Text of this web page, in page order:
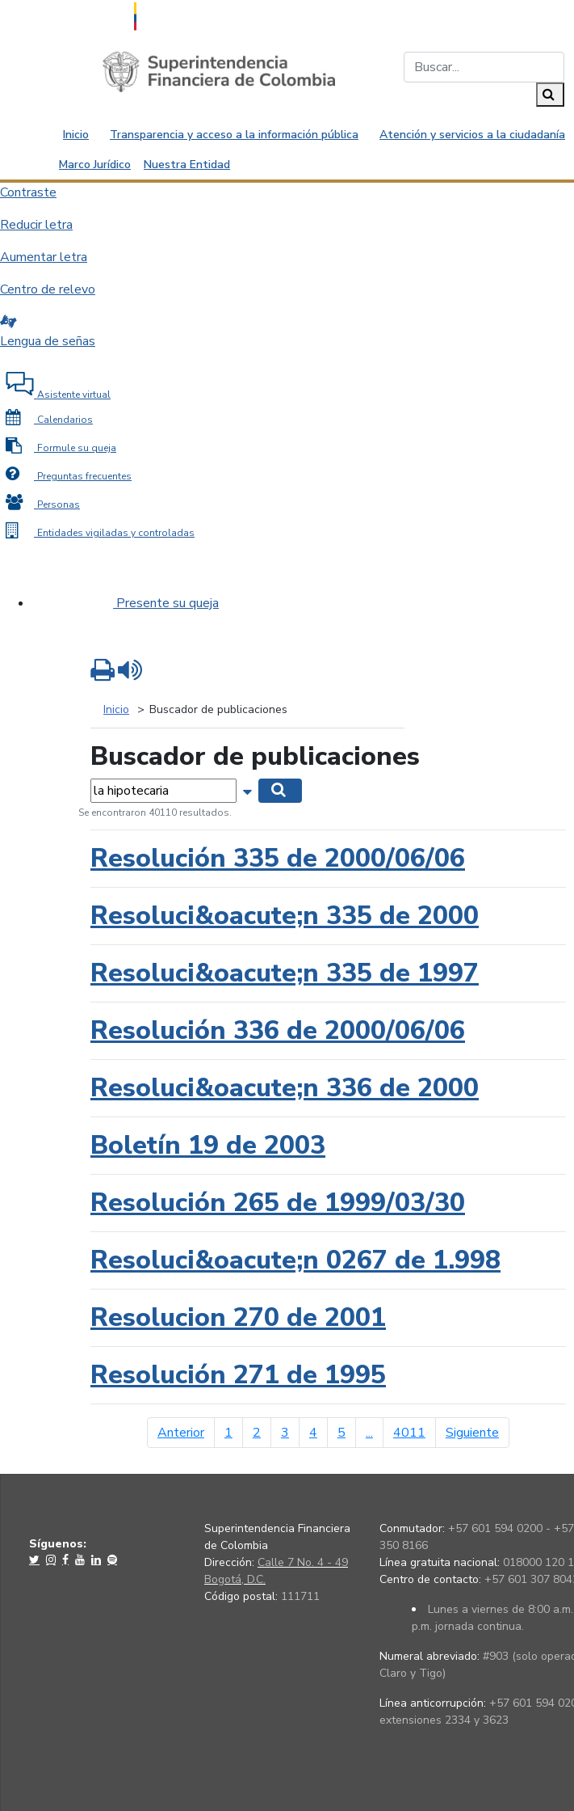
Saltar al contenido principal
Inicio Transparencia y acceso a la información pública Atención y servicios a la ciudadanía
Marco Jurídico
Nuestra Entidad
Contraste
Reducir letra
Aumentar letra
Centro de relevo
Lengua de señas
Asistente virtual
Calendarios
Formule su queja
Preguntas frecuentes
Personas
Entidades vigiladas y controladas
Presente su queja
Inicio Buscador de publicaciones
Buscador de publicaciones
Palabras... Mostrar opciones de búsqueda
Se encontraron 40110 resultados.
Resolución 335 de 2000/06/06
Resoluci&oacute;n 335 de 2000
Resoluci&oacute;n 335 de 1997
Resolución 336 de 2000/06/06
Resoluci&oacute;n 336 de 2000
Boletín 19 de 2003
Resolución 265 de 1999/03/30
Resoluci&oacute;n 0267 de 1.998
Resolucion 270 de 2001
Resolución 271 de 1995
Anteriorpágina anterior
1 2 3 4 5 ... 4011 Siguientepágina
Imprimir
Síguenos:
Superintendencia Financiera
de Colombia
Dirección: Calle 7 No. 4 - 49
Bogotá, D.C.
Código postal: 111711
Conmutador: +57 601 594 0200 -
350 8166
Línea gratuita nacional: 018000 120
Centro de contacto: +57 601 307
Lunes a viernes de 8:00
p.m. jornada continua.
Numeral abreviado: #903 (solo
Claro y Tigo)
Línea anticorrupción: +57 601 594
extensiones 2334 y 3623